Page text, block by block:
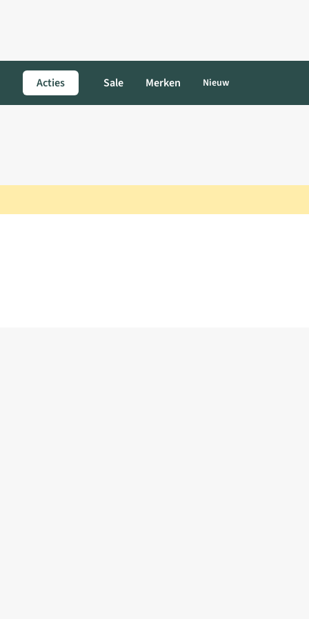
Acties Sale Merken Nieuw